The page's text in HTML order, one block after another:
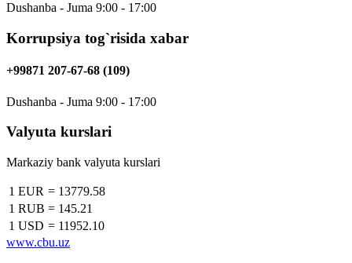
Dushanba - Juma 9:00 - 17:00
Korrupsiya tog`risida xabar
+99871 207-67-68 (109)
Dushanba - Juma 9:00 - 17:00
Valyuta kurslari
Markaziy bank valyuta kurslari
1 EUR = 13779.58
1 RUB = 145.21
1 USD = 11952.10
www.cbu.uz